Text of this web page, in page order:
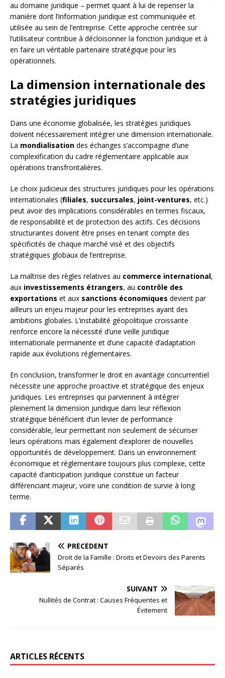
au domaine juridique – permet quant à lui de repenser la
manière dont l’information juridique est communiquée et
utilisée au sein de l’entreprise. Cette approche centrée sur
l’utilisateur contribue à décloisonner la fonction juridique et à
en faire un véritable partenaire stratégique pour les
opérationnels.
La dimension internationale des
stratégies juridiques
Dans une économie globalisée, les stratégies juridiques
doivent nécessairement intégrer une dimension internationale.
La mondialisation des échanges s’accompagne d’une
complexification du cadre réglementaire applicable aux
opérations transfrontalières.
Le choix judicieux des structures juridiques pour les opérations
internationales (filiales, succursales, joint-ventures, etc.)
peut avoir des implications considérables en termes fiscaux,
de responsabilité et de protection des actifs. Ces décisions
structurantes doivent être prises en tenant compte des
spécificités de chaque marché visé et des objectifs
stratégiques globaux de l’entreprise.
La maîtrise des règles relatives au commerce international,
aux investissements étrangers, au contrôle des
exportations et aux sanctions économiques devient par
ailleurs un enjeu majeur pour les entreprises ayant des
ambitions globales. L’instabilité géopolitique croissante
renforce encore la nécessité d’une veille juridique
internationale permanente et d’une capacité d’adaptation
rapide aux évolutions réglementaires.
En conclusion, transformer le droit en avantage concurrentiel
nécessite une approche proactive et stratégique des enjeux
juridiques. Les entreprises qui parviennent à intégrer
pleinement la dimension juridique dans leur réflexion
stratégique bénéficient d’un levier de performance
considérable, leur permettant non seulement de sécuriser
leurs opérations mais également d’explorer de nouvelles
opportunités de développement. Dans un environnement
économique et réglementaire toujours plus complexe, cette
capacité d’anticipation juridique constitue un facteur
différenciant majeur, voire une condition de survie à long
terme.
PRÉCÉDENT
Droit de la Famille : Droits et Devoirs des Parents
Séparés
SUIVANT
Nullités de Contrat : Causes Fréquentes et
Évitement
ARTICLES RÉCENTS